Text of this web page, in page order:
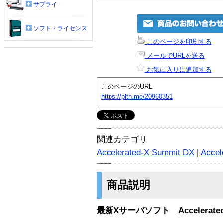
このページを印刷する
メールでURLを送る
お気に入りに追加する
このページのURL
https://plth.me/20960351
関連カテゴリ
Accelerated-X Summit DX |
商品説明
最新Xサーバソフト
サプライ
ソフト・ライセンス